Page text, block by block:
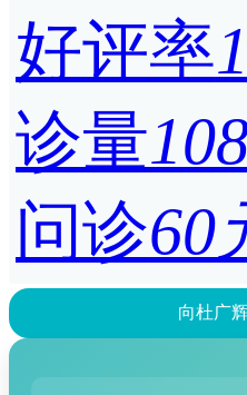
好评率
诊量
问诊60
向杜广